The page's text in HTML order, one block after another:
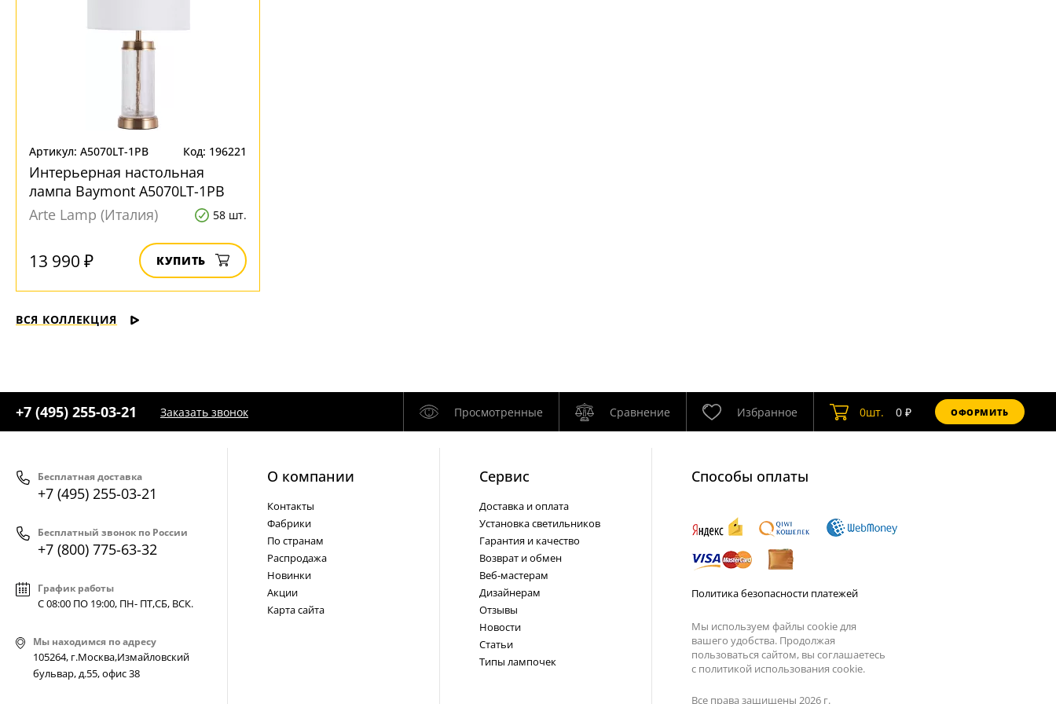
Артикул: A5070LT-1PB Код: 196221
Интерьерная настольная
лампа Baymont A5070LT-1PB
Arte Lamp (Италия)
58 шт.
13 990 ₽ КУПИТЬ
ВСЯ КОЛЛЕКЦИЯ
+7 (495) 255-03-21 Заказать звонок Просмотренные Сравнение Избранное 0шт. 0₽ ОФОРМИТЬ
Бесплатная доставка
+7 (495) 255-03-21
Бесплатный звонок по России
+7 (800) 775-63-32
График работы
С 08:00 ПО 19:00, ПН- ПТ,СБ, ВСК.
Мы находимся по адресу
105264, г.Москва,Измайловский
бульвар, д.55, офис 38
О компании
Контакты
Фабрики
По странам
Распродажа
Новинки
Акции
Карта сайта
Cервис
Доставка и оплата
Установка светильников
Гарантия и качество
Возврат и обмен
Веб-мастерам
Дизайнерам
Отзывы
Новости
Статьи
Типы лампочек
Способы оплаты
Политика безопасности платежей
Мы используем файлы cookie для
вашего удобства. Продолжая
пользоваться сайтом, вы соглашаетесь
с политикой использования cookie.
Все права защищены 2026 г.